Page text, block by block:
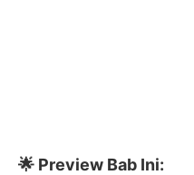
🌟 Preview Bab Ini: